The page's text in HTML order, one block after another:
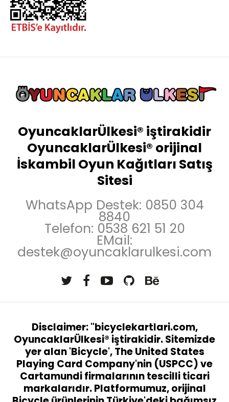
OyuncaklarÜlkesi® iştirakidir
OyuncaklarÜlkesi® orijinal
İskambil Oyun Kağıtları Satış
Sitesi
WhatsApp Destek: 0850 304
8840
Telefon: 0538 621 51 20
EMail:
destek@oyuncaklarulkesi.com
Disclaimer: "bicyclekartlari.com,
OyuncaklarÜlkesi® iştirakidir. Sitemizde
yer alan 'Bicycle', The United States
Playing Card Company'nin (USPCC) ve
Cartamundi firmalarının tescilli ticari
markalarıdır. Platformumuz, orijinal